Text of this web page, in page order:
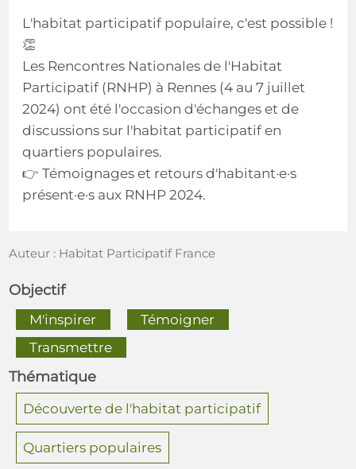
L'habitat participatif populaire, c'est possible !
👏
Les Rencontres Nationales de l'Habitat
Participatif (RNHP) à Rennes (4 au 7 juillet
2024) ont été l'occasion d'échanges et de
discussions sur l'habitat participatif en
quartiers populaires.
👉 Témoignages et retours d'habitant·e·s
présent·e·s aux RNHP 2024.
Auteur : Habitat Participatif France
Objectif
  M'inspirer
  Témoigner
  Transmettre
Thématique
Découverte de l'habitat participatif
Quartiers populaires